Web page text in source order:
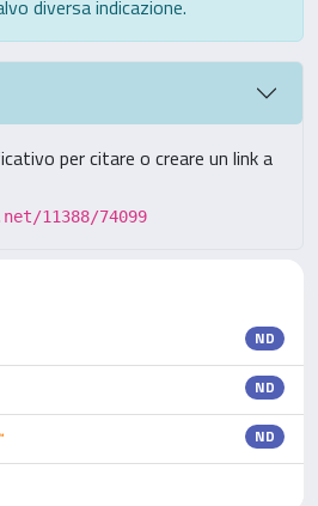
diversa indicazione.
per citare o creare un link a
11388/74099
ND
ND
ND